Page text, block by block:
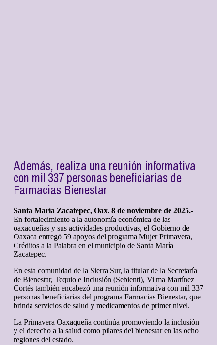
Además, realiza una reunión informativa
con mil 337 personas beneficiarias de
Farmacias Bienestar
Santa María Zacatepec, Oax. 8 de noviembre de 2025.-
En fortalecimiento a la autonomía económica de las
oaxaqueñas y sus actividades productivas, el Gobierno de
Oaxaca entregó 59 apoyos del programa Mujer Primavera,
Créditos a la Palabra en el municipio de Santa María
Zacatepec.
En esta comunidad de la Sierra Sur, la titular de la Secretaría
de Bienestar, Tequio e Inclusión (Sebienti), Vilma Martínez
Cortés también encabezó una reunión informativa con mil 337
personas beneficiarias del programa Farmacias Bienestar, que
brinda servicios de salud y medicamentos de primer nivel.
La Primavera Oaxaqueña continúa promoviendo la inclusión
y el derecho a la salud como pilares del bienestar en las ocho
regiones del estado.